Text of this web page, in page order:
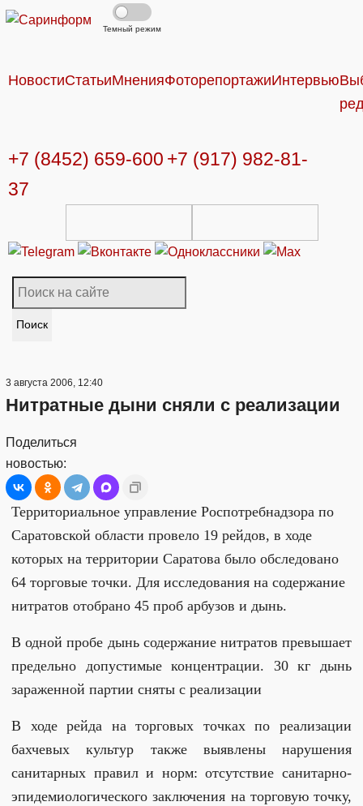
Темный режим
НовостиСтатьиМненияФоторепортажиИнтервью
+7 (8452) 659-600 +7 (917) 982-81-
37
Поиск
3 августа 2006, 12:40
Нитратные дыни сняли с реализации
Поделиться
новостью:
Территориальное управление Роспотребнадзора по
Саратовской области провело 19 рейдов, в ходе
которых на территории Саратова было обследовано
64 торговые точки. Для исследования на содержание
нитратов отобрано 45 проб арбузов и дынь.
В одной пробе дынь содержание нитратов превышает
предельно допустимые концентрации. 30 кг дынь
зараженной партии сняты с реализации
В ходе рейда на торговых точках по реализации
бахчевых культур также выявлены нарушения
санитарных правил и норм: отсутствие санитарно-
эпидемиологического заключения на торговую точку,